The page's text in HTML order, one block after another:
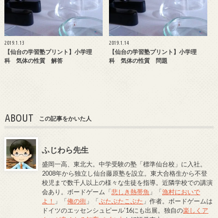
2019.1.13
【仙台の学習塾プリント】小学理
科 気体の性質 解答
2019.1.14
【仙台の学習塾プリント】小学理
科 気体の性質 問題
ABOUT この記事をかいた人
ふじわら先生
盛岡一高、東北大。中学受験の塾「標準仙台校」に入社。
2008年から独立し仙台藤原塾を設立。東大合格生から不登
校児まで数千人以上の様々な生徒を指導。近隣学校での講演
会あり。ボードゲーム「悲しき熱帯魚 」「漁村においで
よ！ 」「俺の街 」「ぶたぶたこぶた 」作者。ボードゲームは
ドイツのエッセンシュピール’16にも出展。独自の楽しくア